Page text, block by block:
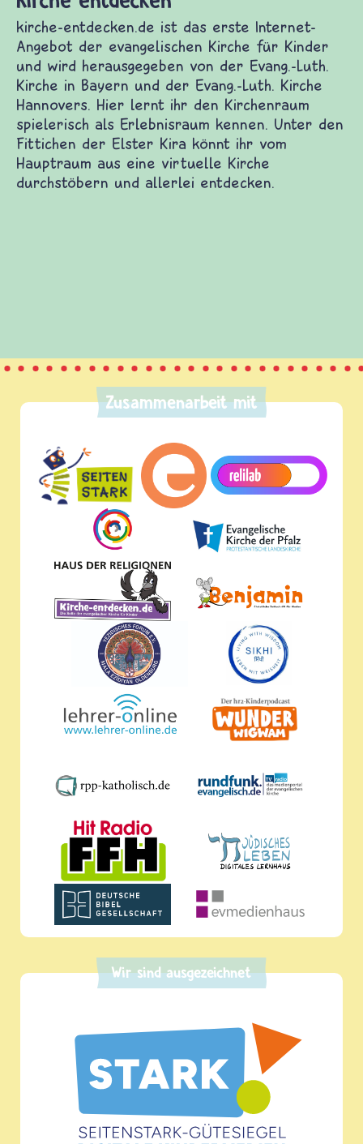
kirche-entdecken.de ist das erste Internet-
Angebot der evangelischen Kirche für Kinder
und wird herausgegeben von der Evang.-Luth.
Kirche in Bayern und der Evang.-Luth. Kirche
Hannovers. Hier lernt ihr den Kirchenraum
spielerisch als Erlebnisraum kennen. Unter den
Fittichen der Elster Kira könnt ihr vom
Hauptraum aus eine virtuelle Kirche
durchstöbern und allerlei entdecken.
Zusammenarbeit mit
Wir sind ausgezeichnet